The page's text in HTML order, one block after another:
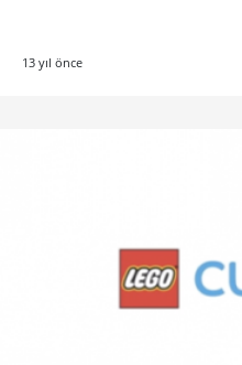
13 yıl önce